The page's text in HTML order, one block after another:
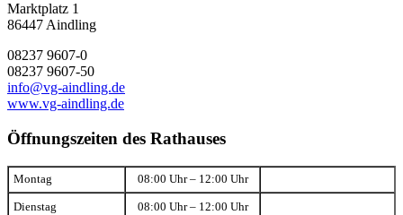
Marktplatz 1
86447 Aindling
08237 9607-0
08237 9607-50
info@vg-aindling.de
www.vg-aindling.de
Öffnungszeiten des Rathauses
Montag 08:00 Uhr – 12:00 Uhr
Dienstag 08:00 Uhr – 12:00 Uhr